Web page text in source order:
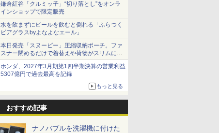
鎌倉紅谷「クルミッ子」“切り落とし”をオンラ
インショップで限定販売
水を飲まずにビールを飲むと倒れる「ふらつく
ビアグラスbyよなよなエール」
本日発売「スヌーピー」圧縮収納ポーチ。ファ
スナー閉めるだけで着替えや荷物がスリムにま
とまる
ホンダ、2027年3月期第1四半期決算の営業利益
5307億円で過去最高を記録
もっと見る
おすすめ記事
ナノバブルを洗濯機に付けた